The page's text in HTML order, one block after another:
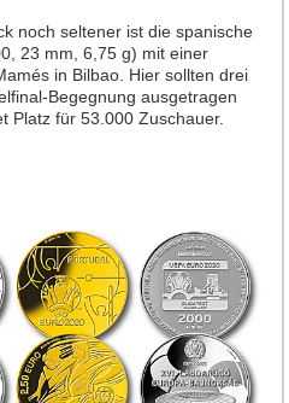
noch seltener ist die spanische
23 mm, 6,75 g) mit einer
in Bilbao. Hier sollten drei
Begegnung ausgetragen
Platz für 53.000 Zuschauer.